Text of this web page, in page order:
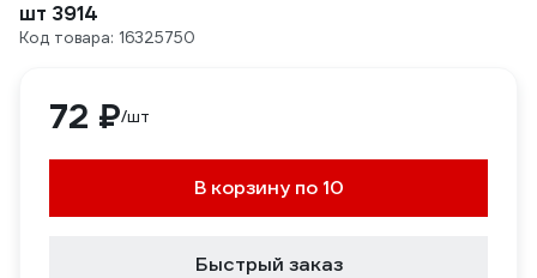
шт 3914
Код товара: 16325750
72 ₽/шт
В корзину по 10
Быстрый заказ